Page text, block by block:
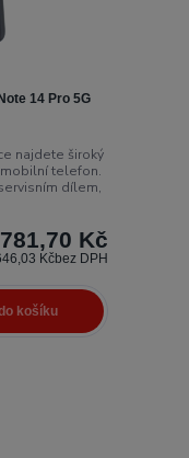
14 Pro 5G
najdete široký
mobilní telefon.
dílem,
781,70 Kč
Kčbez DPH
košíku